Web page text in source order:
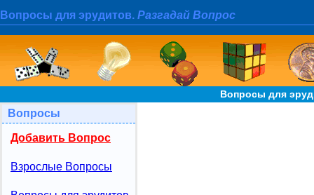
Вопросы для эрудитов. Разгадай Вопрос
Вопросы для
Вопросы
Добавить Вопрос
Взрослые Вопросы